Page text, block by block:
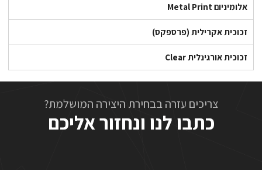
אלומיניום Metal Print
זכוכית אקרילית (פרספקס)
זכוכית אורגינלית Clear
צריכים עזרה בבחירת היצירה המושלמת?
כתבו לנו ונחזור אליכם